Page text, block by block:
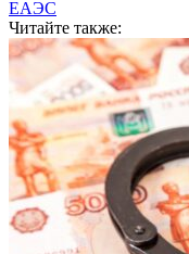
ЕАЭС
Читайте также: